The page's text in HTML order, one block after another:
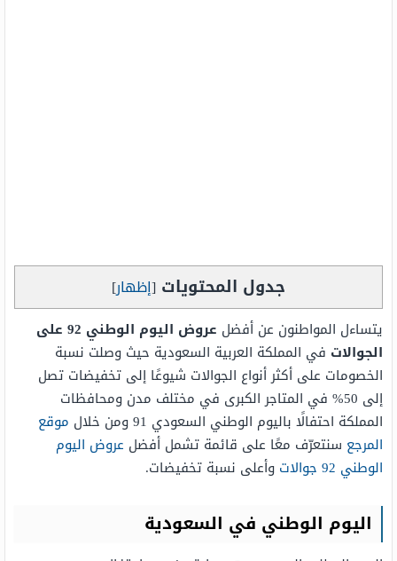
جدول المحتويات [إظهار]
يتساءل المواطنون عن أفضل
عروض اليوم الوطني 92 على
الجوالات في المملكة العربية السعودية حيث وصلت نسبة
الخصومات على أكثر أنواع الجوالات شيوعًا إلى تخفيضات تصل
إلى 50% في المتاجر الكبرى في مختلف مدن ومحافظات
المملكة احتفالًا باليوم الوطني السعودي 91 ومن خلال
موقع
المرجع سنتعرّف معًا على قائمة تشمل أفضل عروض اليوم
الوطني 92 جوالات
وأعلى نسبة تخفيضات.
اليوم الوطني في السعودية